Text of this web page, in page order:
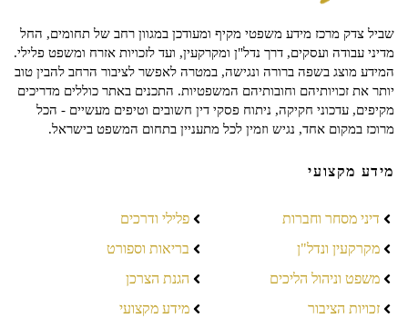
שביל צדק מרכז מידע משפטי מקיף ומעודכן במגוון רחב של תחומים, החל
מדיני עבודה ועסקים, דרך נדל"ן ומקרקעין, ועד לזכויות אזרח ומשפט פלילי.
המידע מוצג בשפה ברורה ונגישה, במטרה לאפשר לציבור הרחב להבין טוב
יותר את זכויותיהם וחובותיהם המשפטיות. התכנים באתר כוללים מדריכים
מקיפים, עדכוני חקיקה, ניתוח פסקי דין חשובים וטיפים מעשיים - הכל
מרוכז במקום אחד, נגיש וזמין לכל מתעניין בתחום המשפט בישראל.
מידע מקצועי
דיני מסחר וחברות
מקרקעין ונדל"ן
משפט וניהול הליכים
זכויות הציבור
פלילי ודרכים
בריאות וספורט
הגנת הצרכן
מידע מקצועי